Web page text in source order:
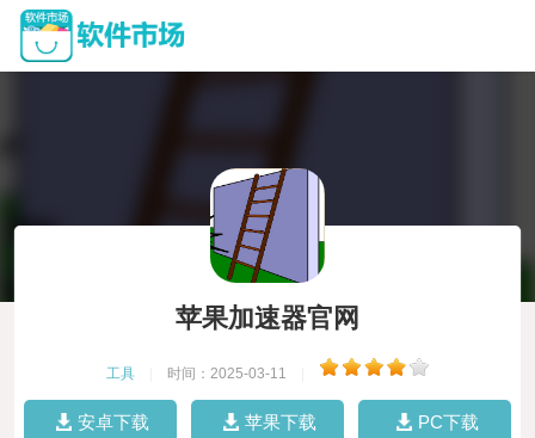
苹果加速器官网
工具 时间：2025-03-11
安卓下载 苹果下载 PC下载